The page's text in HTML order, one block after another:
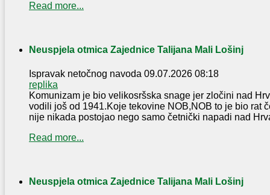
Read more...
Neuspjela otmica Zajednice Talijana Mali Lošinj
Ispravak netočnog navoda 09.07.2026 08:18
replika
Komunizam je bio velikosršska snage jer zločini nad
vodili još od 1941.Koje tekovine NOB,NOB to je bio rat
nije nikada postojao nego samo četnički napadi nad
Read more...
Neuspjela otmica Zajednice Talijana Mali Lošinj